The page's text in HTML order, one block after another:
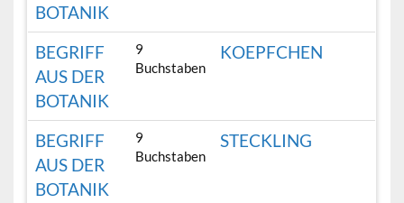
BOTANIK
BEGRIFF
AUS DER
BOTANIK
9
Buchstaben
KOEPFCHEN
BEGRIFF
AUS DER
BOTANIK
9
Buchstaben
STECKLING